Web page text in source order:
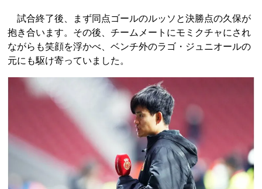
試合終了後、まず同点ゴールのルッソと決勝点の久保が
抱き合います。その後、チームメートにモミクチャにされ
ながらも笑顔を浮かべ、ベンチ外のラゴ・ジュニオールの
元にも駆け寄っていました。